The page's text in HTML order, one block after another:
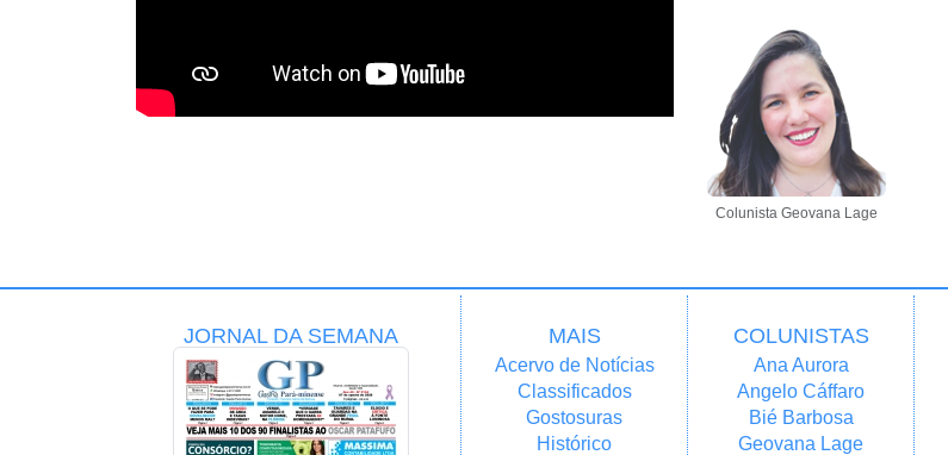
Colunista Geovana Lage
JORNAL DA SEMANA MAIS
Acervo de Notícias
Classificados
Gostosuras
Histórico
COLUNISTAS
Ana Aurora
Angelo Cáffaro
Bié Barbosa
Geovana Lage